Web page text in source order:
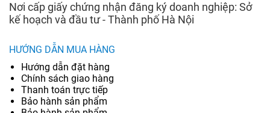
Nơi cấp giấy chứng nhận đăng ký doanh nghiệp: Sở
kế hoạch và đầu tư - Thành phố Hà Nội
HƯỚNG DẪN MUA HÀNG
Hướng dẫn đặt hàng
Chính sách giao hàng
Thanh toán trực tiếp
Bảo hành sản phẩm